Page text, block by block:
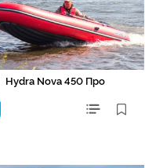
Hydra Nova 450 Про